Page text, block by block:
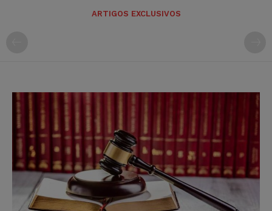
ARTIGOS EXCLUSIVOS